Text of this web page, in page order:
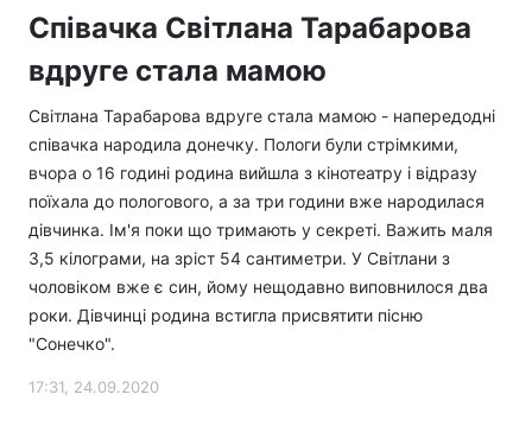
Співачка Світлана Тарабарова
вдруге стала мамою
Світлана Тарабарова вдруге стала мамою - напередодні
співачка народила донечку. Пологи були стрімкими,
вчора о 16 годині родина вийшла з кінотеатру і відразу
поїхала до пологового, а за три години вже народилася
дівчинка. Ім'я поки що тримають у секреті. Важить маля
3,5 кілограми, на зріст 54 сантиметри. У Світлани з
чоловіком вже є син, йому нещодавно виповнилося два
роки. Дівчинці родина встигла присвятити пісню
"Сонечко".
17:31, 24.09.2020